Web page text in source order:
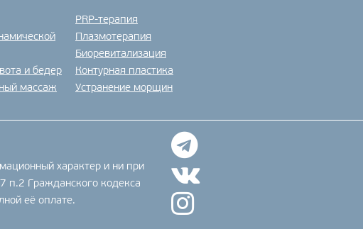
и бедер
массаж
PRP-терапия
Плазмотерапия
Биоревитализация
Контурная пластика
Устранение морщин
характер и ни при
п.2 Гражданского кодекса
её оплате.